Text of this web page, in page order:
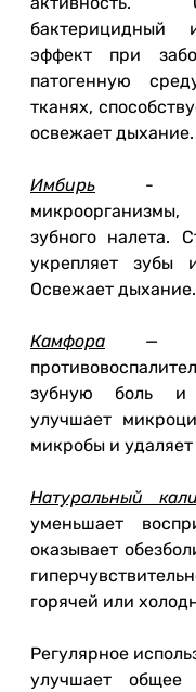
эффект при
патогенную
тканях,
освежает дыхание.
Имбирь
-
микроорганизмы,
зубного налета.
укрепляет зубы
Освежает дыхание.
Камфора
—
зубную боль и
улучшает
микробы и
Натуральный
уменьшает
оказывает
горячей или
Регулярное
улучшает